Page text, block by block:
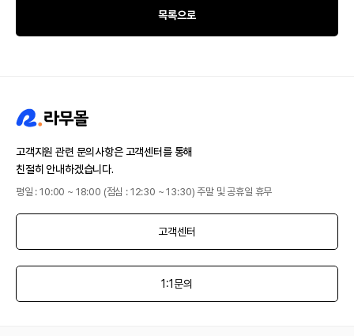
목록으로
고객지원 관련 문의사항은 고객센터를 통해
친절히 안내하겠습니다.
평일 : 10:00 ~ 18:00 (점심 : 12:30 ~ 13:30) 주말 및 공휴일 휴무
고객센터
1:1문의